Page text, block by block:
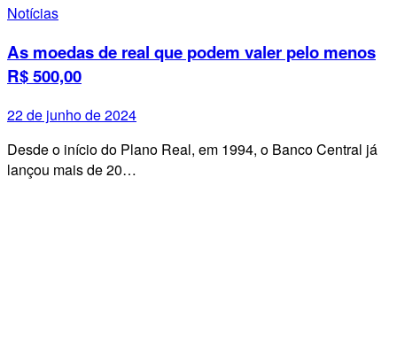
Notícias
As moedas de real que podem valer pelo menos
R$ 500,00
22 de junho de 2024
Desde o início do Plano Real, em 1994, o Banco Central já
lançou mais de 20…